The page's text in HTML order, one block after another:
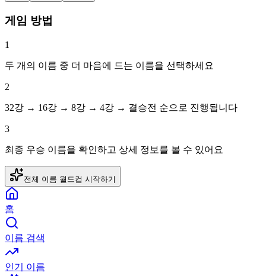
게임 방법
1
두 개의 이름 중 더 마음에 드는 이름을 선택하세요
2
32강 → 16강 → 8강 → 4강 → 결승전 순으로 진행됩니다
3
최종 우승 이름을 확인하고 상세 정보를 볼 수 있어요
전체 이름 월드컵 시작하기
홈
이름 검색
인기 이름